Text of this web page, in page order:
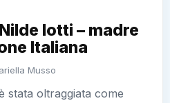
Iotti – madre
Italiana
Musso
stata oltraggiata come